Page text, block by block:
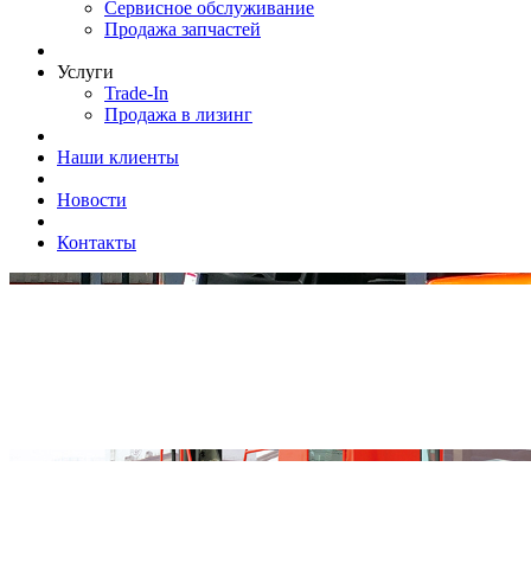
Сервисное обслуживание
Продажа запчастей
Услуги
Trade-In
Продажа в лизинг
Наши клиенты
Новости
Контакты